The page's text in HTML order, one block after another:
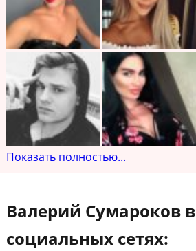
Показать полностью...
Валерий Сумароков в
социальных сетях: